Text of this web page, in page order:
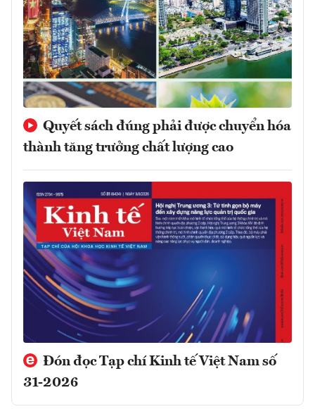
Quyết sách đúng phải được chuyển hóa
thành tăng trưởng chất lượng cao
Đón đọc Tạp chí Kinh tế Việt Nam số
31-2026